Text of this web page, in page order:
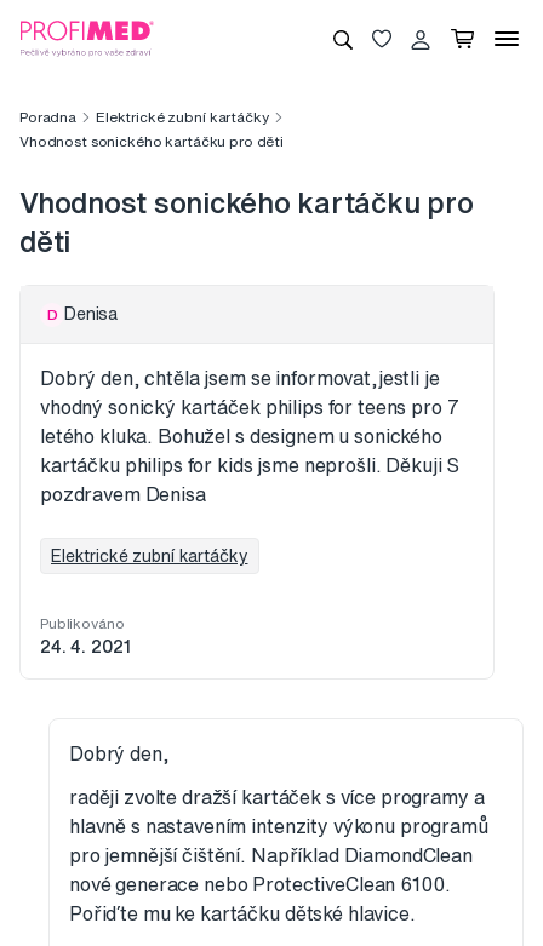
Poradna
Elektrické zubní kartáčky
Vhodnost sonického kartáčku pro děti
Vhodnost sonického kartáčku pro
děti
D Denisa
Dobrý den, chtěla jsem se informovat,jestli je
vhodný sonický kartáček philips for teens pro 7
letého kluka. Bohužel s designem u sonického
kartáčku philips for kids jsme neprošli. Děkuji S
pozdravem Denisa
Elektrické zubní kartáčky
Publikováno
24. 4. 2021
Dobrý den,
raději zvolte dražší kartáček s více programy a
hlavně s nastavením intenzity výkonu programů
pro jemnější čištění. Například DiamondClean
nové generace nebo ProtectiveClean 6100.
Pořiďte mu ke kartáčku dětské hlavice.